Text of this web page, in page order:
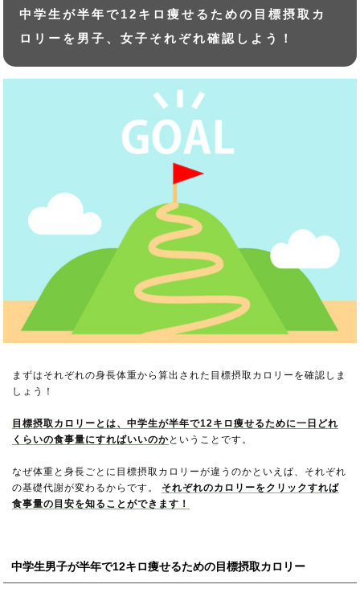
中学生が半年で12キロ痩せるための目標摂取カ
ロリーを男子、女子それぞれ確認しよう！
まずはそれぞれの身長体重から算出された目標摂取カロリーを確認しま
しょう！
目標摂取カロリーとは、中学生が半年で12キロ痩せるために一日どれ
くらいの食事量にすればいいのかということです。
なぜ体重と身長ごとに目標摂取カロリーが違うのかといえば、それぞれ
の基礎代謝が変わるからです。 それぞれのカロリーをクリックすれば
食事量の目安を知ることができます！
中学生男子が半年で12キロ痩せるための目標摂取カロリー